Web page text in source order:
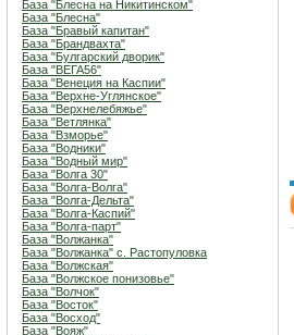
База "Блесна на Никитинском"
База "Блесна"
База "Бравый капитан"
База "Брандвахта"
База "Булгарский дворик"
База "ВЕГА56"
База "Венеция на Каспии"
База "Верхне-Углянское"
База "Верхнелебяжье"
База "Ветлянка"
База "Взморье"
База "Водники"
База "Водный мир"
База "Волга 30"
База "Волга-Волга"
База "Волга-Дельта"
База "Волга-Каспий"
База "Волга-парт"
База "Волжанка"
База "Волжанка" с. Растопуловка
База "Волжская"
База "Волжское понизовье"
База "Волчок"
База "Восток"
База "Восход"
База "Вояж"